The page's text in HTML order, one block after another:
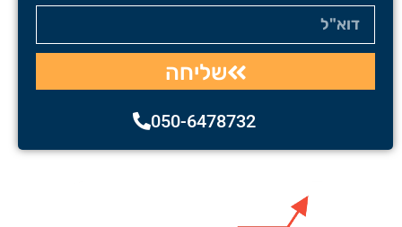
שליחה
050-6478732